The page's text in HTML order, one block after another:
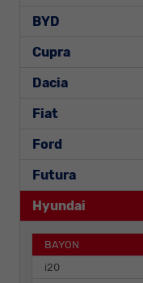
BYD
Cupra
Dacia
Fiat
Ford
Futura
Hyundai
BAYON
i20